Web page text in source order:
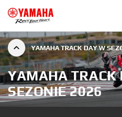
YAMAHA TRACK DAY W
YAMAHA TRACK
SEZONIE 2026